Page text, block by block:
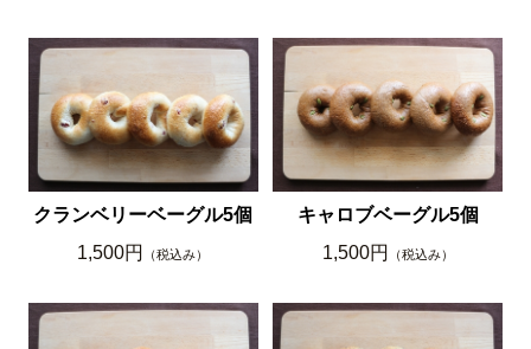
クランベリーベーグル5個
1,500円
（税込み）
キャロブベーグル5個
1,500円
（税込み）